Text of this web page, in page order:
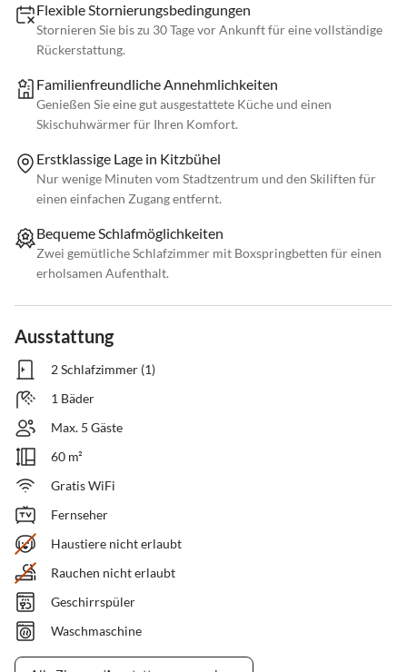
Flexible Stornierungsbedingungen
Stornieren Sie bis zu 30 Tage vor Ankunft für eine vollständige
Rückerstattung.
Familienfreundliche Annehmlichkeiten
Genießen Sie eine gut ausgestattete Küche und einen
Skischuhwärmer für Ihren Komfort.
Erstklassige Lage in Kitzbühel
Nur wenige Minuten vom Stadtzentrum und den Skiliften für
einen einfachen Zugang entfernt.
Bequeme Schlafmöglichkeiten
Zwei gemütliche Schlafzimmer mit Boxspringbetten für einen
erholsamen Aufenthalt.
Ausstattung
2 Schlafzimmer (1)
1 Bäder
Max. 5 Gäste
60 m²
Gratis WiFi
Fernseher
Haustiere nicht erlaubt
Rauchen nicht erlaubt
Geschirrspüler
Waschmaschine